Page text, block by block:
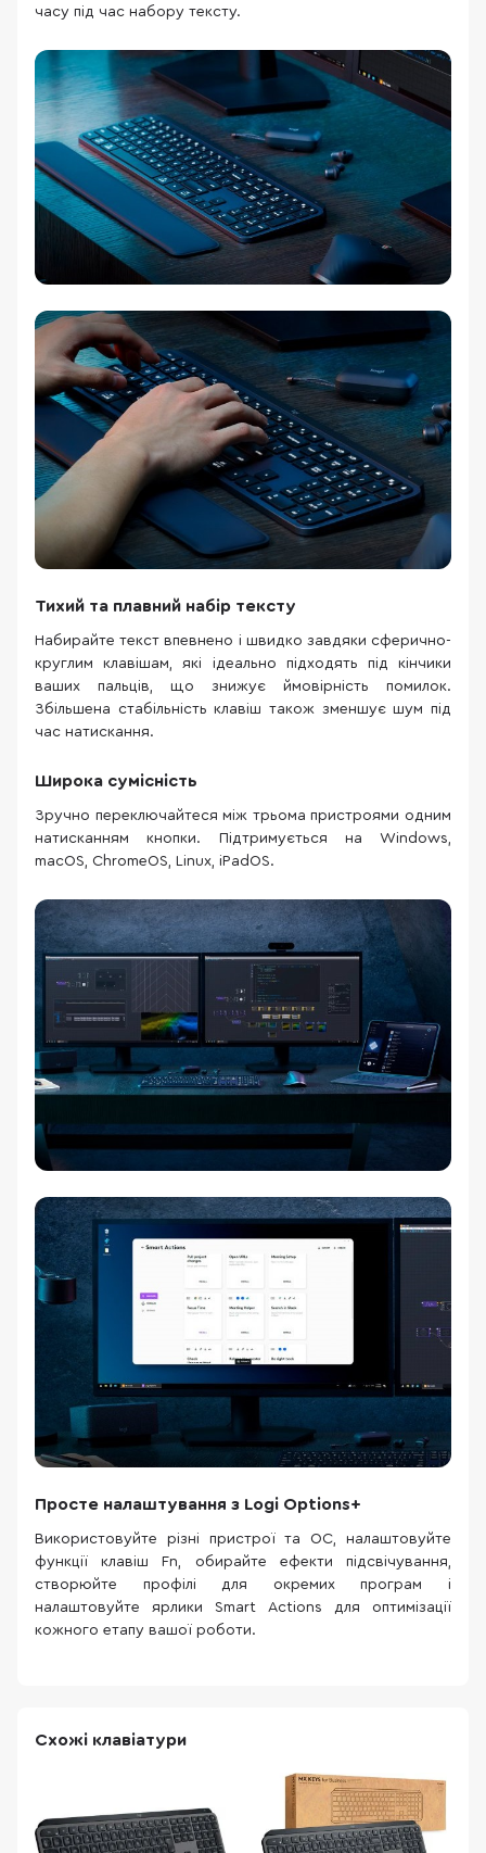
часу під час набору тексту.
Тихий та плавний набір тексту
Набирайте текст впевнено і швидко завдяки сферично-
круглим клавішам, які ідеально підходять під кінчики
ваших пальців, що знижує ймовірність помилок.
Збільшена стабільність клавіш також зменшує шум під
час натискання.
Широка сумісність
Зручно переключайтеся між трьома пристроями одним
натисканням кнопки. Підтримується на Windows,
macOS, ChromeOS, Linux, iPadOS.
Просте налаштування з Logi Options+
Використовуйте різні пристрої та ОС, налаштовуйте
функції клавіш Fn, обирайте ефекти підсвічування,
створюйте профілі для окремих програм і
налаштовуйте ярлики Smart Actions для оптимізації
кожного етапу вашої роботи.
Схожі клавіатури